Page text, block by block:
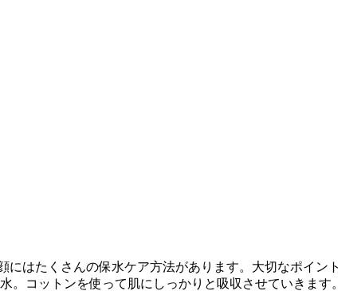
はたくさんの保水ケア方法があります。大切なポイント
コットンを使って肌にしっかりと吸収させていきます。